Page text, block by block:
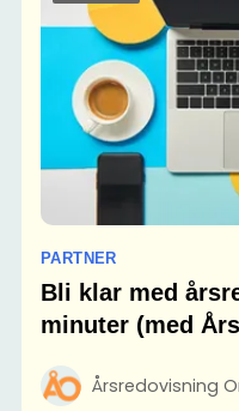
PARTNER
Bli klar med
minuter (med
Årsredovisning